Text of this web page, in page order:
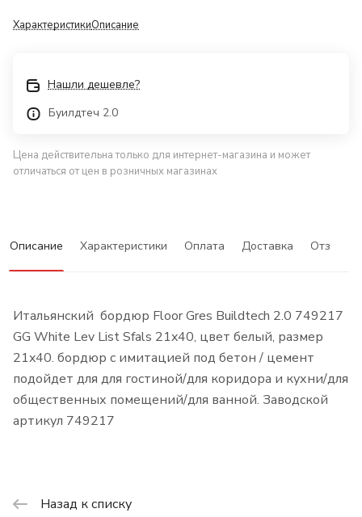
ХарактеристикиОписание
Нашли дешевле?
Буилдтеч 2.0
Цена действительна только для интернет-магазина и может
отличаться от цен в розничных магазинах
Описание Характеристики Оплата Доставка Отзывы
Итальянский бордюр Floor Gres Buildtech 2.0 749217
GG White Lev List Sfals 21x40, цвет белый, размер
21x40. бордюр с имитацией под бетон / цемент
подойдет для для гостиной/для коридора и кухни/для
общественных помещений/для ванной. Заводской
артикул 749217
Назад к списку